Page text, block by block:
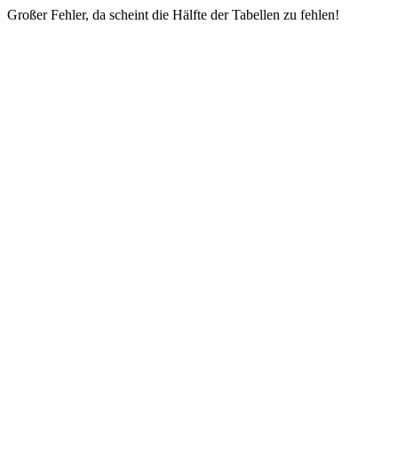
Großer Fehler, da scheint die Hälfte der Tabellen zu fehlen!